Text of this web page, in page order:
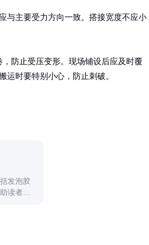
与主要受力方向一致。搭接宽度不应小
防止受压变形。现场铺设后应及时覆
运时要特别小心，防止刺破。
发泡胶
读者根